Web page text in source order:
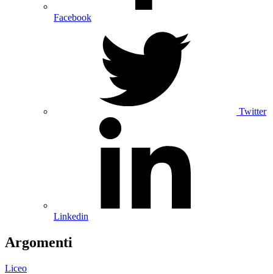
Facebook
Twitter
Linkedin
Argomenti
Liceo